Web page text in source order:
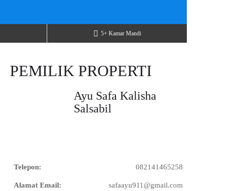
5+ Kamar Mandi
PEMILIK PROPERTI
Ayu Safa Kalisha
Salsabil
Telepon: 082141465258
Alamat Email: safaayu911@gmail.com